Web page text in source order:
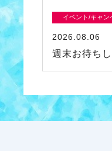
イベント/キャン
2026.08.06
週末お待ち